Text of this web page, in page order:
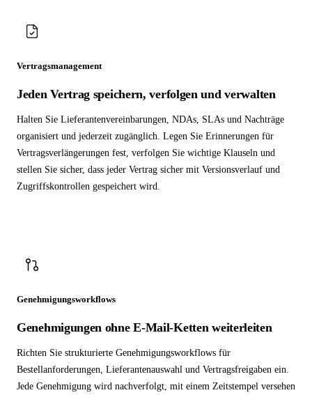
Vertragsmanagement
Jeden Vertrag speichern, verfolgen und verwalten
Halten Sie Lieferantenvereinbarungen, NDAs, SLAs und Nachträge
organisiert und jederzeit zugänglich. Legen Sie Erinnerungen für
Vertragsverlängerungen fest, verfolgen Sie wichtige Klauseln und
stellen Sie sicher, dass jeder Vertrag sicher mit Versionsverlauf und
Zugriffskontrollen gespeichert wird.
Genehmigungsworkflows
Genehmigungen ohne E-Mail-Ketten weiterleiten
Richten Sie strukturierte Genehmigungsworkflows für
Bestellanforderungen, Lieferantenauswahl und Vertragsfreigaben ein.
Jede Genehmigung wird nachverfolgt, mit einem Zeitstempel versehen